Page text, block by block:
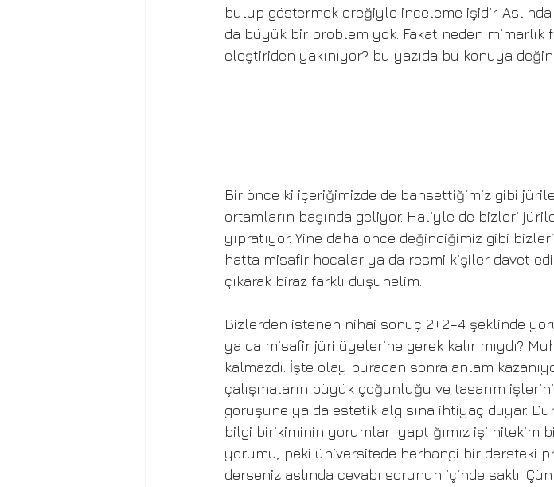
bulup göstermek ereğiyle inceleme işidir.
da büyük bir problem yok. Fakat neden
eleştiriden yakınıyor? bu yazıda bu konuya
Bir önce ki içeriğimizde de bahsettiğimiz gibi
ortamların başında geliyor. Haliyle de bizleri
yıpratıyor. Yine daha önce değindiğimiz gibi
hatta misafir hocalar ya da resmi kişiler davet
çıkarak biraz farklı düşünelim.
Bizlerden istenen nihai sonuç 2+2=4 şeklinde
ya da misafir jüri üyelerine gerek kalır mıydı?
kalmazdı. İşte olay buradan sonra anlam
çalışmaların büyük çoğunluğu ve tasarım
görüşüne ya da estetik algısına ihtiyaç duyar.
bilgi birikiminin yorumları yaptığımız işi nitekim
yorumu, peki üniversitede herhangi bir dersteki
derseniz aslında cevabı sorunun içinde saklı.